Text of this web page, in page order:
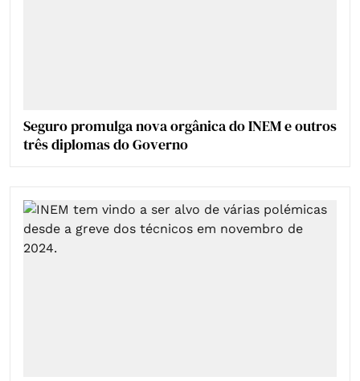
Seguro promulga nova orgânica do INEM e outros
três diplomas do Governo